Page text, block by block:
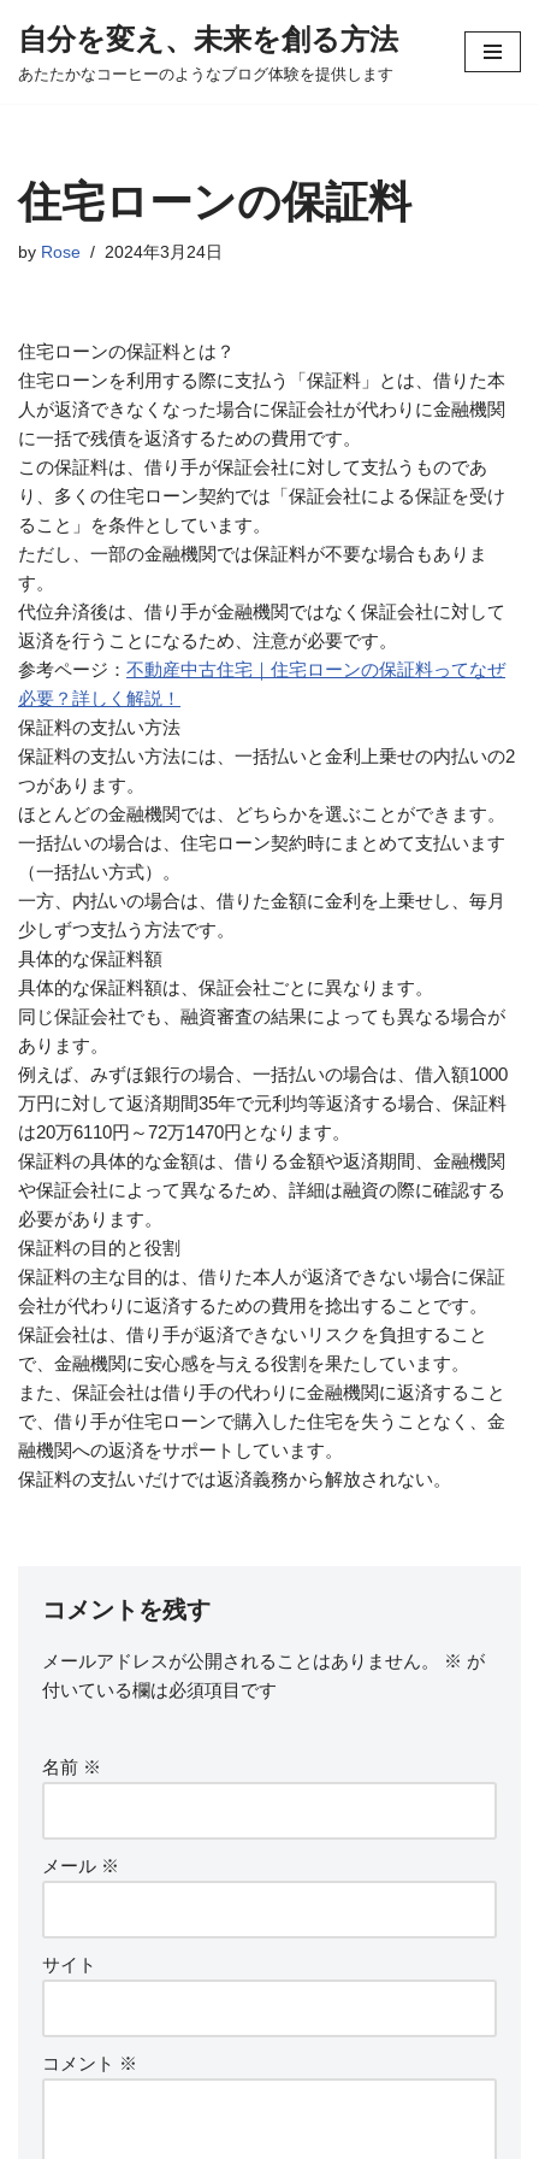
コ
ツ
へ
キ
自分を変え、未来を創る方法
あたたかなコーヒーのようなブログ体験を提供します
住宅ローンの保証料
by Rose 2024年3月24日
住宅ローンの保証料とは？
住宅ローンを利用する際に支払う「保証料」とは、借りた本
人が返済できなくなった場合に保証会社が代わりに金融機関
に一括で残債を返済するための費用です。
この保証料は、借り手が保証会社に対して支払うものであ
り、多くの住宅ローン契約では「保証会社による保証を受け
ること」を条件としています。
ただし、一部の金融機関では保証料が不要な場合もありま
す。
代位弁済後は、借り手が金融機関ではなく保証会社に対して
返済を行うことになるため、注意が必要です。
参考ページ： 不動産中古住宅｜住宅ローンの保証料ってなぜ
必要？詳しく解説！
保証料の支払い方法
保証料の支払い方法には、一括払いと金利上乗せの内払いの2
つがあります。
ほとんどの金融機関では、どちらかを選ぶことができます。
一括払いの場合は、住宅ローン契約時にまとめて支払います
（一括払い方式）。
一方、内払いの場合は、借りた金額に金利を上乗せし、毎月
少しずつ支払う方法です。
具体的な保証料額
具体的な保証料額は、保証会社ごとに異なります。
同じ保証会社でも、融資審査の結果によっても異なる場合が
あります。
例えば、みずほ銀行の場合、一括払いの場合は、借入額1000
万円に対して返済期間35年で元利均等返済する場合、保証料
は20万6110円～72万1470円となります。
保証料の具体的な金額は、借りる金額や返済期間、金融機関
や保証会社によって異なるため、詳細は融資の際に確認する
必要があります。
保証料の目的と役割
保証料の主な目的は、借りた本人が返済できない場合に保証
会社が代わりに返済するための費用を捻出することです。
保証会社は、借り手が返済できないリスクを負担すること
で、金融機関に安心感を与える役割を果たしています。
また、保証会社は借り手の代わりに金融機関に返済すること
で、借り手が住宅ローンで購入した住宅を失うことなく、金
融機関への返済をサポートしています。
保証料の支払いだけでは返済義務から解放されない。
コメントを残す
メールアドレスが公開されることはありません。 ※ が
付いている欄は必須項目です
名前 ※
メール ※
サイト
コメント ※